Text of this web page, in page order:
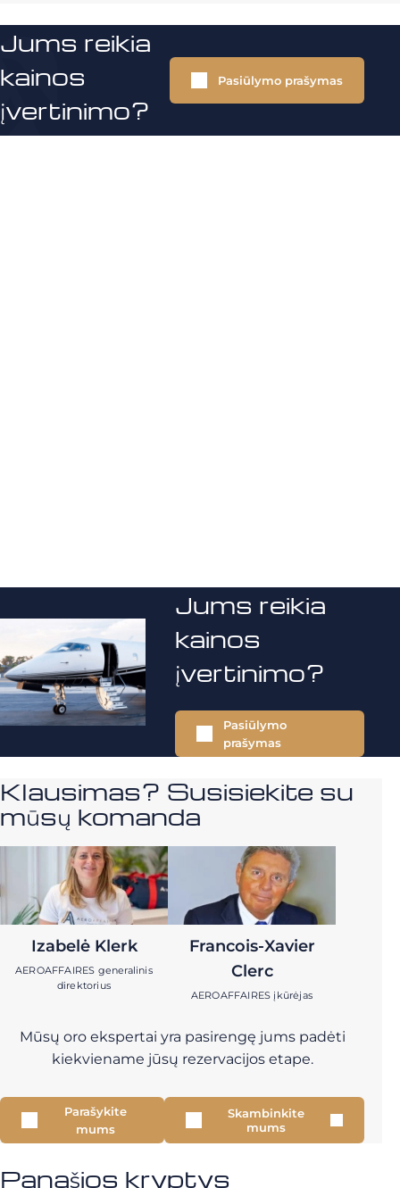
Jums reikia
kainos
įvertinimo?
Pasiūlymo prašymas
Jums reikia
kainos
įvertinimo?
Pasiūlymo
prašymas
Klausimas? Susisiekite su
mūsų komanda
Izabelė Klerk
AEROAFFAIRES generalinis
direktorius
Francois-Xavier
Clerc
AEROAFFAIRES įkūrėjas
Mūsų oro ekspertai yra pasirengę jums padėti
kiekviename jūsų rezervacijos etape.
Parašykite
mums
Skambinkite
mums
Panašios kryptys